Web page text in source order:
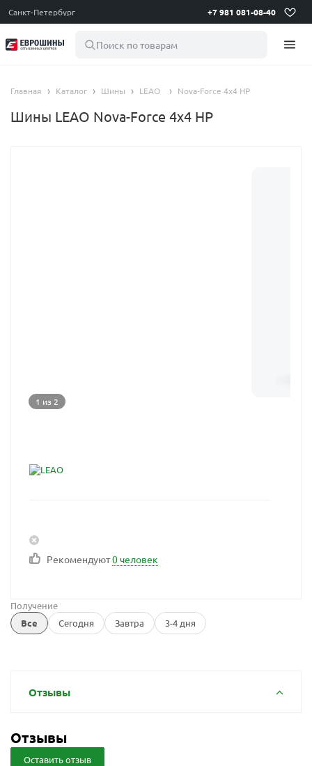
Санкт-Петербург +7 981 081-08-40
Поиск по товарам
Главная Каталог Шины LEAO Nova-Force 4x4 HP
Шины LEAO Nova-Force 4x4 HP
1 из 2
Рекомендуют0 человек
Получение
Все
Сегодня Завтра 3-4 дня
Отзывы
Отзывы
Оставить отзыв